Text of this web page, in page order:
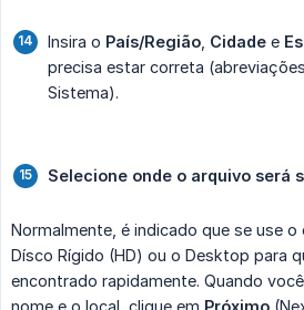
Insira o País/Região Cidade e
precisa estar correta
Sistema).
Selecione onde o arquivo será
Normalmente, é indicado que se use
Dísco Rígido (HD) ou o Desktop para
encontrado rapidamente. Quando
nome e o local, clique em Próximo